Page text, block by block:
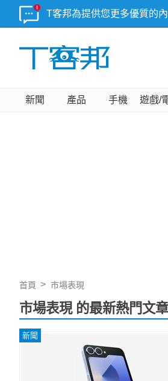
T客邦為提供您更多優質的
新聞 產品 手機 遊戲/
首頁 市場表現
市場表現 的最新熱門文章
新聞